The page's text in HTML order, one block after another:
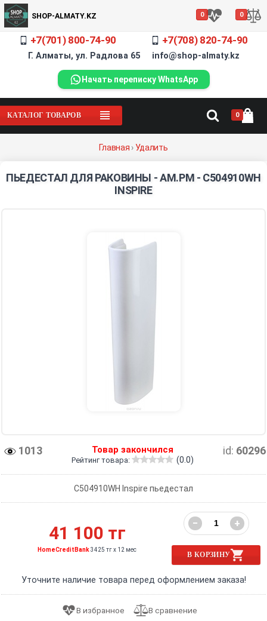
SHOP-ALMATY.KZ 0 0
+7(701) 800-74-90 +7(708) 820-74-90
Г. Алматы, ул. Радлова 65 info@shop-almaty.kz
Начать переписку WhatsApp
КАТАЛОГ ТОВАРОВ 0
Главная › Удалить
ПЬЕДЕСТАЛ ДЛЯ РАКОВИНЫ - AM.PM - C504910WH
INSPIRE
1013 id: 60296
Товар закончился
Рейтинг товара: (0.0)
C504910WH Inspire пьедестал
41 100 тг
HomeCreditBank3425 тг x 12 мес
− +
В КОРЗИНУ
Уточните наличие товара перед оформлением заказа!